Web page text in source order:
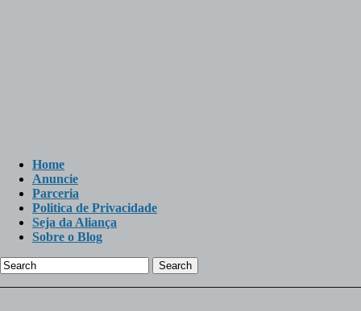
Home
Anuncie
Parceria
Politica de Privacidade
Seja da Aliança
Sobre o Blog
Search